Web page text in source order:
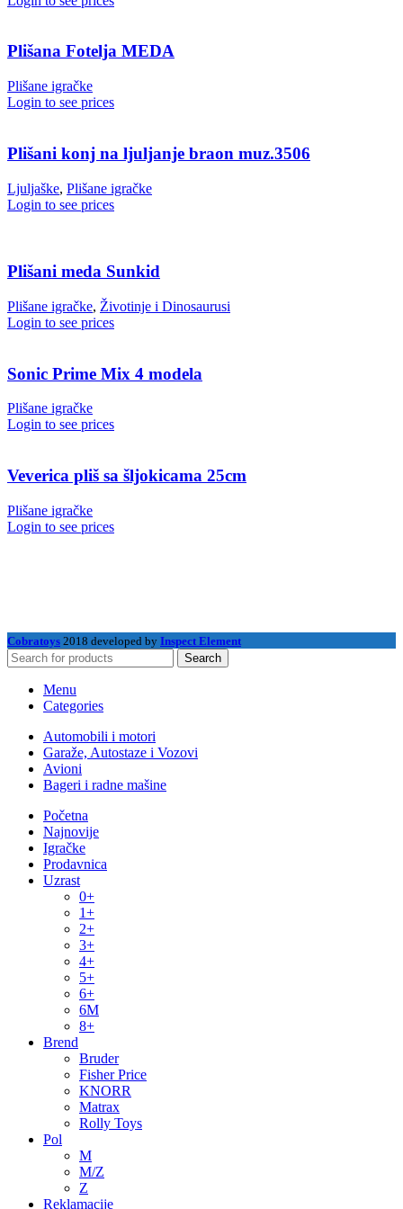
Plišana Fotelja MEDA
Plišane igračke
Login to see prices
Plišani konj na ljuljanje braon muz.3506
Ljuljaške, Plišane igračke
Login to see prices
Plišani meda Sunkid
Plišane igračke, Životinje i Dinosaurusi
Login to see prices
Sonic Prime Mix 4 modela
Plišane igračke
Login to see prices
Veverica pliš sa šljokicama 25cm
Plišane igračke
Login to see prices
Cobratoys 2018 developed by Inspect Element
Search
Menu
Categories
Automobili i motori
Garaže, Autostaze i Vozovi
Avioni
Bageri i radne mašine
Početna
Najnovije
Igračke
Prodavnica
Uzrast
0+
1+
2+
3+
4+
5+
6+
6M
8+
Brend
Bruder
Fisher Price
KNORR
Matrax
Rolly Toys
Pol
M
M/Z
Z
Reklamacije